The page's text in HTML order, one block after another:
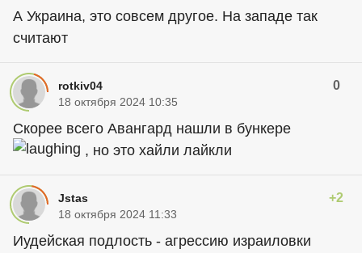
А Украина, это совсем другое. На западе так
считают
rotkiv04 0
18 октября 2024 10:35
Скорее всего Авангард нашли в бункере
, но это хайли лайкли
Jstas +2
18 октября 2024 11:33
Иудейская подлость - агрессию израиловки